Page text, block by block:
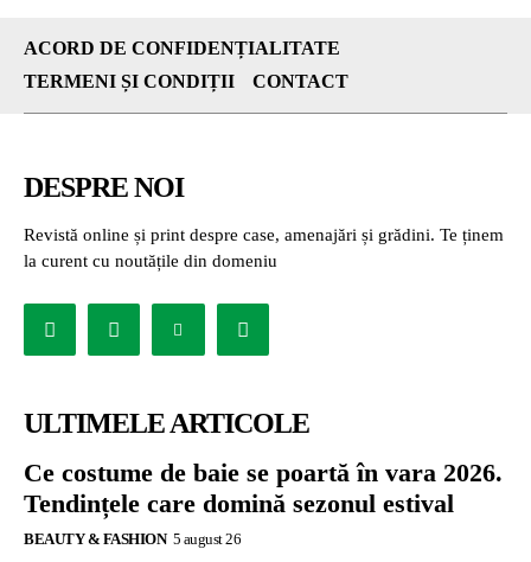
ACORD DE CONFIDENȚIALITATE
TERMENI ȘI CONDIȚII
CONTACT
DESPRE NOI
Revistă online și print despre case, amenajări și grădini. Te ținem
la curent cu noutățile din domeniu
ULTIMELE ARTICOLE
Ce costume de baie se poartă în vara 2026.
Tendințele care domină sezonul estival
BEAUTY & FASHION 5 august 26